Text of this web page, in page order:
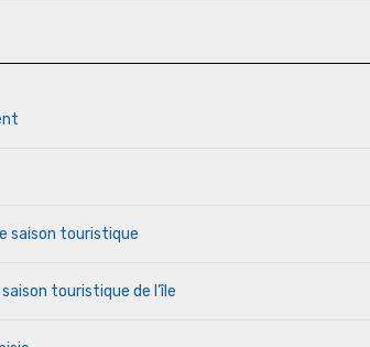
saison touristique
touristique de l’île